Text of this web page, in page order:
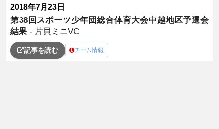
2018年7月23日
第38回スポーツ少年団総合体育大会中越地区予選会
結果- 片貝ミニVC
記事を読む チーム情報